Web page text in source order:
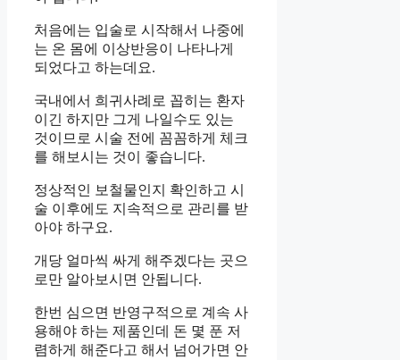
처음에는 입술로 시작해서 나중에
는 온 몸에 이상반응이 나타나게
되었다고 하는데요.
국내에서 희귀사례로 꼽히는 환자
이긴 하지만 그게 나일수도 있는
것이므로 시술 전에 꼼꼼하게 체크
를 해보시는 것이 좋습니다.
정상적인 보철물인지 확인하고 시
술 이후에도 지속적으로 관리를 받
아야 하구요.
개당 얼마씩 싸게 해주겠다는 곳으
로만 알아보시면 안됩니다.
한번 심으면 반영구적으로 계속 사
용해야 하는 제품인데 돈 몇 푼 저
렴하게 해준다고 해서 넘어가면 안